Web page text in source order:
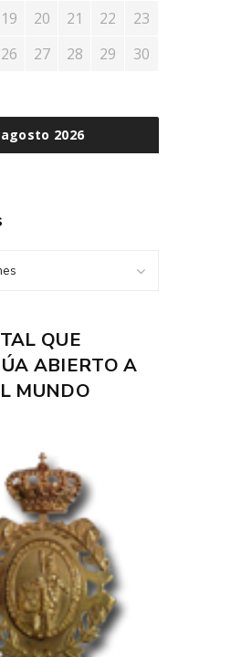
agosto 2026
19 20 21 22
23
26 27 28 29
30
QUE
ABIERTO A
MUNDO